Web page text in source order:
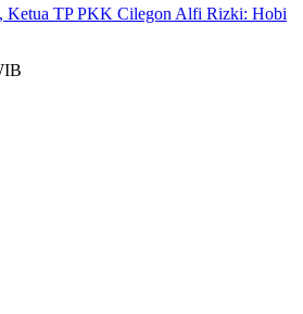
Ketua TP PKK Cilegon Alfi Rizki: Hobi